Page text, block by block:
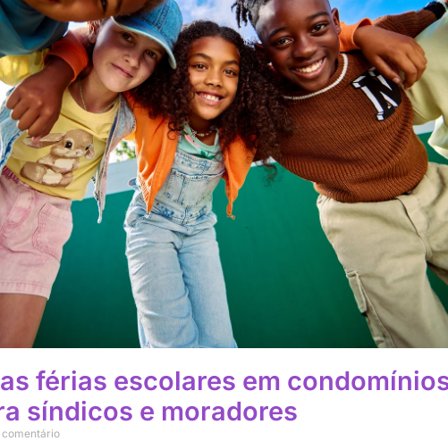
férias escolares em
síndicos e moradores
comentário